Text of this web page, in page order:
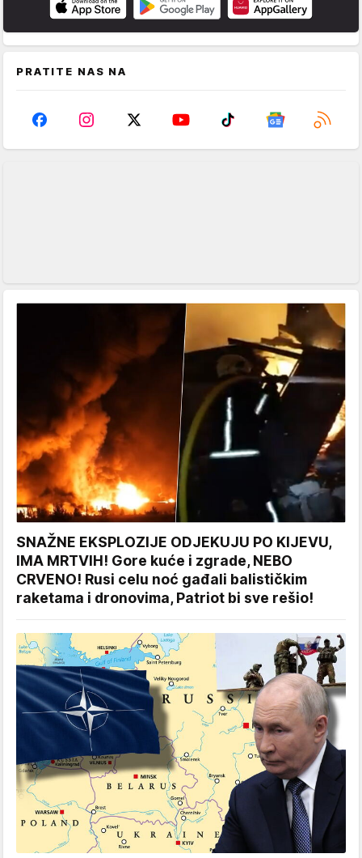
PRATITE NAS NA
SNAŽNE EKSPLOZIJE ODJEKUJU PO KIJEVU,
IMA MRTVIH! Gore kuće i zgrade, NEBO
CRVENO! Rusi celu noć gađali balističkim
raketama i dronovima, Patriot bi sve rešio!